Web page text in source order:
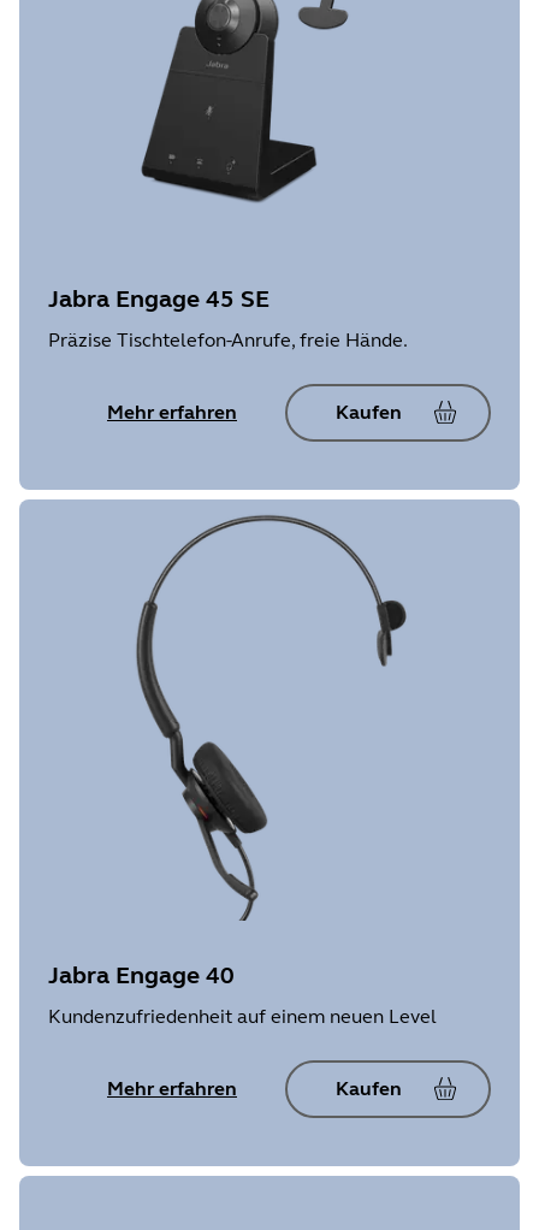
Jabra Engage 45 SE
Präzise Tischtelefon-Anrufe, freie Hände.
Mehr erfahren Kaufen
Jabra Engage 40
Kundenzufriedenheit auf einem neuen Level
Mehr erfahren Kaufen